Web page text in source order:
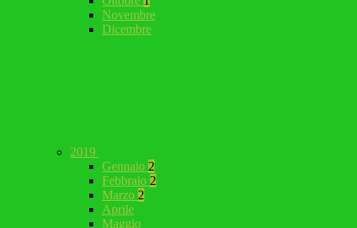
Novembre
Dicembre
2019
Gennaio 2
Febbraio 2
Marzo 2
Aprile
Maggio